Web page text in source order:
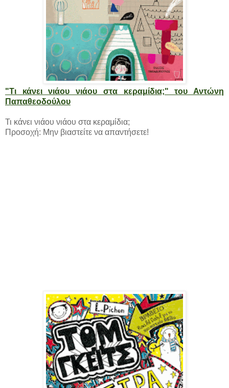
"Τι κάνει νιάου νιάου στα κεραμίδια;" του Αντώνη
Παπαθεοδούλου
Τι κάνει νιάου νιάου στα κεραμίδια;
Προσοχή: Μην βιαστείτε να απαντήσετε!